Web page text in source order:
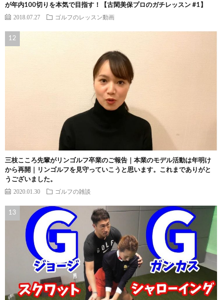
が年内100切りを本気で目指す！【古閑美保プロのガチレッスン #1】
2018.07.27 ゴルフのレッスン動画
三枝こころ先輩がリンゴルフ卒業のご報告｜本業のモデル活動は年明け
から再開｜リンゴルフを見守っていこうと思います。これまでありがと
うございました。
2020.01.30 ゴルフの雑談